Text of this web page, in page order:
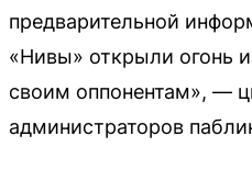
предварительной
«Нивы» открыли огонь
своим оппонентам», —
администраторов